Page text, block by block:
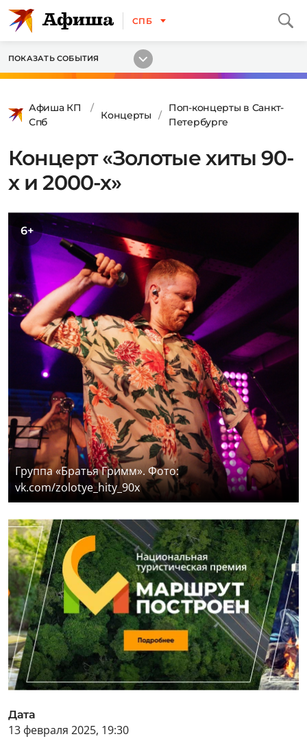
СПБ
ПОКАЗАТЬ СОБЫТИЯ
Афиша КП
Спб
Концерты
Поп-концерты в Санкт-
Петербурге
Концерт «Золотые хиты 90-
х и 2000-х»
6+
Группа «Братья Гримм». Фото:
vk.com/zolotye_hity_90x
Дата
13 февраля 2025, 19:30